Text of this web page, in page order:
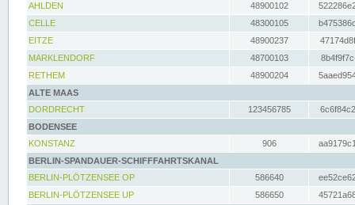
AHLDEN
48900102
CELLE
48300105
EITZE
48900237
MARKLENDORF
48700103
RETHEM
48900204
ALTE MAAS
DORDRECHT
123456785
BODENSEE
KONSTANZ
906
BERLIN-SPANDAUER-SCHIFFFAHRTSKANAL
BERLIN-PLÖTZENSEE OP
586640
BERLIN-PLÖTZENSEE UP
586650